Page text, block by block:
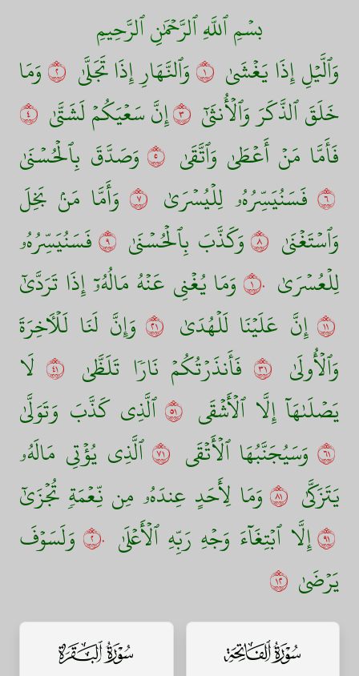
بسۡمِ ٱللَّهِ ٱلرَّحۡمَٰنِ ٱلرَّحِيمِ
وَٱلَّيۡلِ إِذَا يَغۡشَىٰ ١وَٱلنَّهَارِ إِذَا تَجَلَّىٰ ٢وَمَا
خَلَقَ ٱلذَّكَرَ وَٱلۡأُنثَىٰٓ ٣إِنَّ سَعۡيَكُمۡ لَشَتَّىٰ ٤
فَأَمَّا مَنۡ أَعۡطَىٰ وَٱتَّقَىٰ ٥ وَصَدَّقَ بِٱلۡحُسۡنَىٰ
٦ فَسَنُيَسِّرُهُۥ لِلۡيُسۡرَىٰ ٧ وَأَمَّا مَنۢ بَخِلَ
وَٱسۡتَغۡنَىٰ ٨وَكَذَّبَ بِٱلۡحُسۡنَىٰ ٩فَسَنُيَسِّرُهُۥ
لِلۡعُسۡرَىٰ ١٠وَمَا يُغۡنِي عَنۡهُ مَالُهُۥٓ إِذَا تَرَدَّىٰٓ
١١ إِنَّ عَلَيۡنَا لَلۡهُدَىٰ ١٢ وَإِنَّ لَنَا لَلۡأٓخِرَةَ
وَٱلۡأُولَىٰ ١٣ فَأَنذَرۡتُكُمۡ نَارٗا تَلَظَّىٰ ١٤ لَا
يَصۡلَىٰهَآ إِلَّا ٱلۡأَشۡقَى ١٥ٱلَّذِي كَذَّبَ وَتَوَلَّىٰ
١٦ وَسَيُجَنَّبُهَا ٱلۡأَتۡقَى ١٧ٱلَّذِي يُؤۡتِي مَالَهُۥ
يَتَزَكَّىٰ ١٨وَمَا لِأَحَدٍ عِندَهُۥ مِن نِّعۡمَةٖ تُجۡزَىٰٓ
١٩إِلَّا ٱبۡتِغَآءَ وَجۡهِ رَبِّهِ ٱلۡأَعۡلَىٰ ٢٠ وَلَسَوۡفَ
يَرۡضَىٰ ٢١
سورة الفاتحة سورة البقرة